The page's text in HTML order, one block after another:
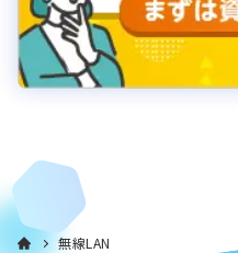
無線LAN